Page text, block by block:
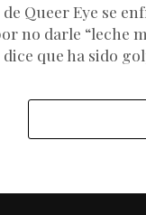
Queer Eye se
no darle “leche
que ha sido